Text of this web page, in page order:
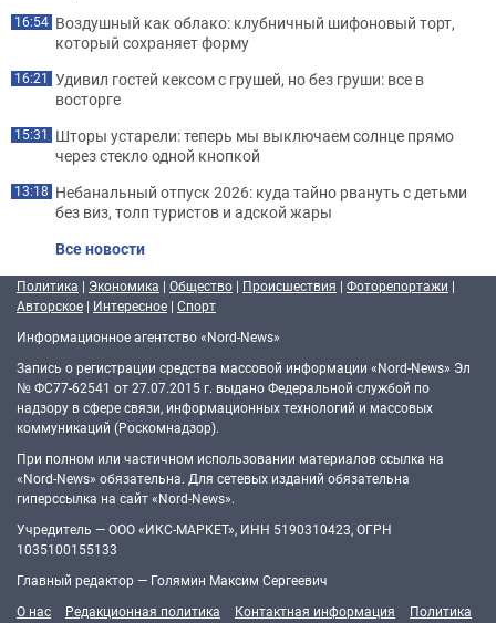
16:54 Воздушный как облако: клубничный шифоновый торт,
который сохраняет форму
16:21 Удивил гостей кексом с грушей, но без груши: все в
восторге
15:31 Шторы устарели: теперь мы выключаем солнце прямо
через стекло одной кнопкой
13:18 Небанальный отпуск 2026: куда тайно рвануть с детьми
без виз, толп туристов и адской жары
Все новости
Политика | Экономика | Общество | Происшествия | Фоторепортажи |
Авторское | Интересное | Спорт
Информационное агентство «Nord-News»
Запись о регистрации средства массовой информации «Nord-News» Эл
№ ФС77-62541 от 27.07.2015 г. выдано Федеральной службой по
надзору в сфере связи, информационных технологий и массовых
коммуникаций (Роскомнадзор).
При полном или частичном использовании материалов ссылка на
«Nord-News» обязательна. Для сетевых изданий обязательна
гиперссылка на сайт «Nord-News».
Учредитель — ООО «ИКС-МАРКЕТ», ИНН 5190310423, ОГРН
1035100155133
Главный редактор — Голямин Максим Сергеевич
О нас
Редакционная политика Контактная информация
Политика